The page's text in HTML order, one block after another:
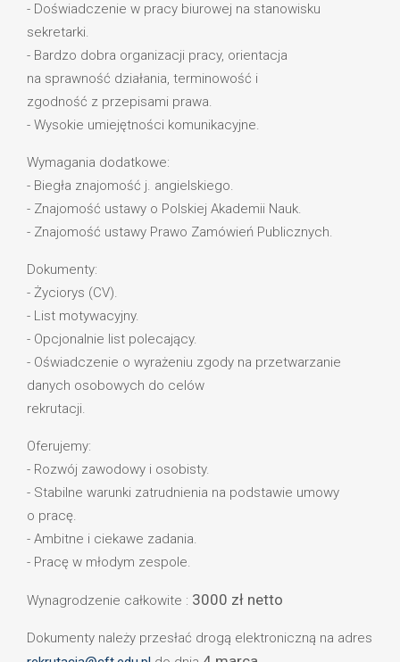
- Doświadczenie w pracy biurowej na stanowisku
sekretarki.
- Bardzo dobra organizacji pracy, orientacja
na sprawność działania, terminowość i
zgodność z przepisami prawa.
- Wysokie umiejętności komunikacyjne.
Wymagania dodatkowe:
- Biegła znajomość j. angielskiego.
- Znajomość ustawy o Polskiej Akademii Nauk.
- Znajomość ustawy Prawo Zamówień Publicznych.
Dokumenty:
- Życiorys (CV).
- List motywacyjny.
- Opcjonalnie list polecający.
- Oświadczenie o wyrażeniu zgody na przetwarzanie
danych osobowych do celów
rekrutacji.
Oferujemy:
- Rozwój zawodowy i osobisty.
- Stabilne warunki zatrudnienia na podstawie umowy
o pracę.
- Ambitne i ciekawe zadania.
- Pracę w młodym zespole.
Wynagrodzenie całkowite : 3000 zł netto
Dokumenty należy przesłać drogą elektroniczną na adres